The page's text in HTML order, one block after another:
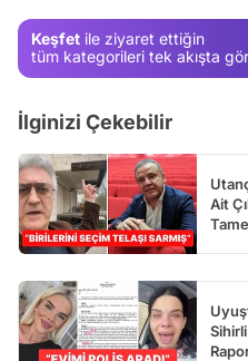
Keşfet ile ziyaret ettiğin
tüm kategorileri tek akışta
İlginizi Çekebilir
Ait
Sihirli